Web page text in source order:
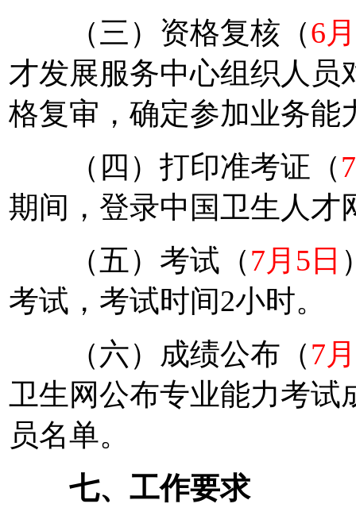
（三）资格复核（6
才发展服务中心组织人员
格复审，确定参加业务能
（四）打印准考证（
期间，登录中国卫生人才
（五）考试（7月5日
考试，考试时间2小时。
（六）成绩公布（7
卫生网公布专业能力考
员名单。
七、工作要求